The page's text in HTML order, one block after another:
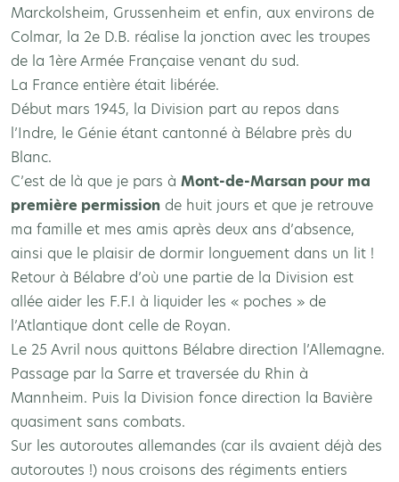
Marckolsheim, Grussenheim et enfin, aux environs de
Colmar, la 2e D.B. réalise la jonction avec les troupes
de la 1ère Armée Française venant du sud.
La France entière était libérée.
Début mars 1945, la Division part au repos dans
l’Indre, le Génie étant cantonné à Bélabre près du
Blanc.
C’est de là que je pars à Mont-de-Marsan pour ma
première permission de huit jours et que je retrouve
ma famille et mes amis après deux ans d’absence,
ainsi que le plaisir de dormir longuement dans un lit !
Retour à Bélabre d’où une partie de la Division est
allée aider les F.F.I à liquider les « poches » de
l’Atlantique dont celle de Royan.
Le 25 Avril nous quittons Bélabre direction l’Allemagne.
Passage par la Sarre et traversée du Rhin à
Mannheim. Puis la Division fonce direction la Bavière
quasiment sans combats.
Sur les autoroutes allemandes (car ils avaient déjà des
autoroutes !) nous croisons des régiments entiers